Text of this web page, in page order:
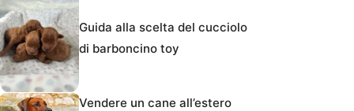
Guida alla scelta del cucciolo
di barboncino toy
Vendere un cane all’estero